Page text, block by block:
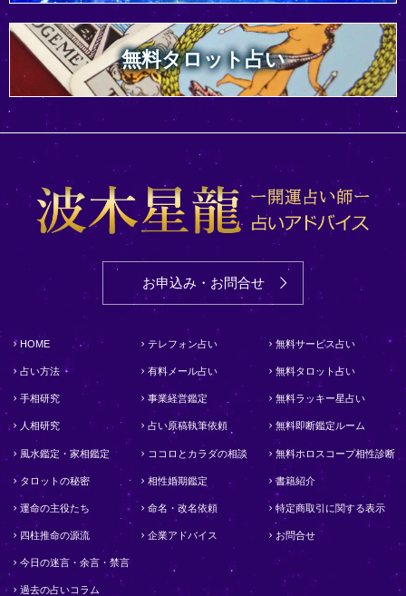
無料タロット占い
お申込み・お問合せ
HOME
占い方法
手相研究
人相研究
風水鑑定・家相鑑定
タロットの秘密
運命の主役たち
四柱推命の源流
今日の迷言・余言・禁言
過去の占いコラム
テレフォン占い
有料メール占い
事業経営鑑定
占い原稿執筆依頼
ココロとカラダの相談
相性婚期鑑定
命名・改名依頼
企業アドバイス
無料サービス占い
無料タロット占い
無料ラッキー星占い
無料即断鑑定ルーム
無料ホロスコープ相性診断
書籍紹介
特定商取引に関する表示
お問合せ